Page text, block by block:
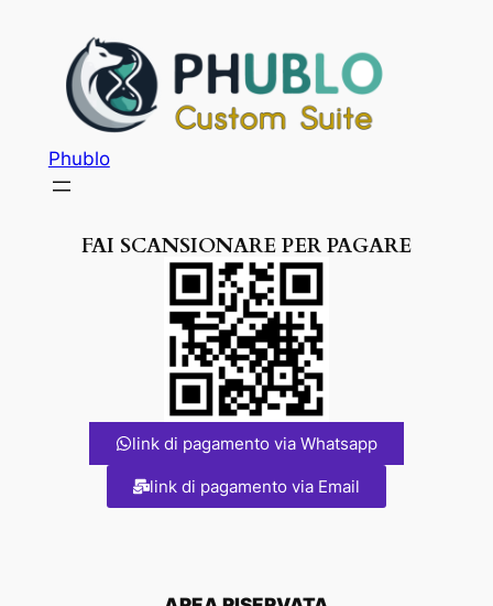
Phublo
FAI SCANSIONARE PER PAGARE
link di pagamento via Whatsapp
link di pagamento via Email